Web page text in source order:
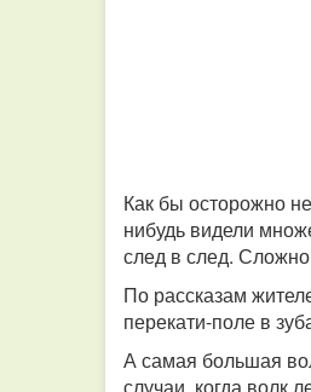
Как бы осторожно
нибудь видели
след в след.
По рассказам
перекати-поле в
А самая большая